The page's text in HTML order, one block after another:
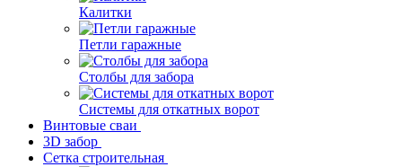
Калитки
Петли гаражные
Столбы для забора
Системы для откатных ворот
Винтовые сваи
3D забор
Сетка строительная